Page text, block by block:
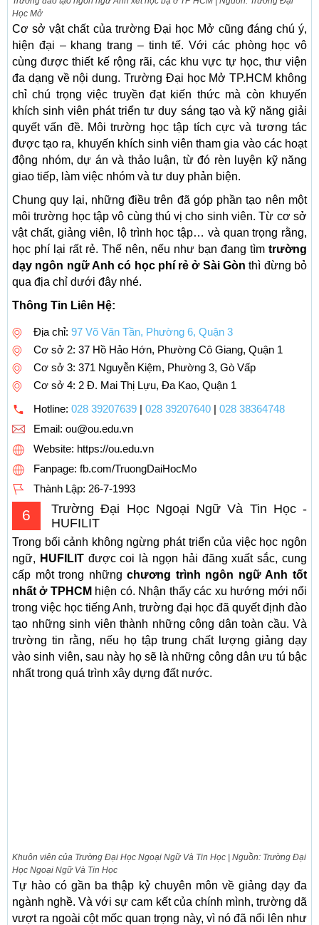
Học Mở
Cơ sở vật chất của trường Đại học Mở cũng đáng chú ý,
hiện đại – khang trang – tinh tế. Với các phòng học vô
cùng được thiết kế rộng rãi, các khu vực tự học, thư viện
đa dạng về nội dung. Trường Đại học Mở TP.HCM không
chỉ chú trọng việc truyền đạt kiến thức mà còn khuyến
khích sinh viên phát triển tư duy sáng tạo và kỹ năng giải
quyết vấn đề. Môi trường học tập tích cực và tương tác
được tạo ra, khuyến khích sinh viên tham gia vào các hoạt
động nhóm, dự án và thảo luận, từ đó rèn luyện kỹ năng
giao tiếp, làm việc nhóm và tư duy phản biện.
Chung quy lại, những điều trên đã góp phần tạo nên một
môi trường học tập vô cùng thú vị cho sinh viên. Từ cơ sở
vật chất, giảng viên, lộ trình học tập… và quan trọng rằng,
học phí lại rất rẻ. Thế nên, nếu như bạn đang tìm trường
dạy ngôn ngữ Anh có học phí rẻ ở Sài Gòn thì đừng bỏ
qua địa chỉ dưới đây nhé.
Thông Tin Liên Hệ:
Địa chỉ: 97 Võ Văn Tần, Phường 6, Quận 3
Cơ sở 2: 37 Hồ Hảo Hớn, Phường Cô Giang, Quận 1
Cơ sở 3: 371 Nguyễn Kiệm, Phường 3, Gò Vấp
Cơ sở 4: 2 Đ. Mai Thị Lựu, Đa Kao, Quận 1
Hotline: 028 39207639 | 028 39207640 | 028 38364748
Email: ou@ou.edu.vn
Website: https://ou.edu.vn
Fanpage: fb.com/TruongDaiHocMo
Thành Lập: 26-7-1993
6
Trường Đại Học Ngoại Ngữ Và Tin Học -
HUFILIT
Trong bối cảnh không ngừng phát triển của việc học ngôn
ngữ, HUFILITđược coi là ngọn hải đăng xuất sắc, cung
cấp một trong nhữngchương trình ngôn ngữ Anh tốt
nhất ở TPHCM hiện có. Nhận thấy các xu hướng mới nổi
trong việc học tiếng Anh, trường đại học đã quyết định đào
tạo những sinh viên thành những công dân toàn cầu. Và
trường tin rằng, nếu họ tập trung chất lượng giảng dạy
vào sinh viên, sau này họ sẽ là những công dân ưu tú bậc
nhất trong quá trình xây dựng đất nước.
Khuôn viên của Trường Đại Học Ngoại Ngữ Và Tin Học | Nguồn: Trường Đại
Học Ngoại Ngữ Và Tin Học
Tự hào có gần ba thập kỷ chuyên môn về giảng dạy đa
ngành nghề. Và với sự cam kết của chính mình, trường dã
vượt ra ngoài cột mốc quan trọng này, vì nó đã nổi lên như